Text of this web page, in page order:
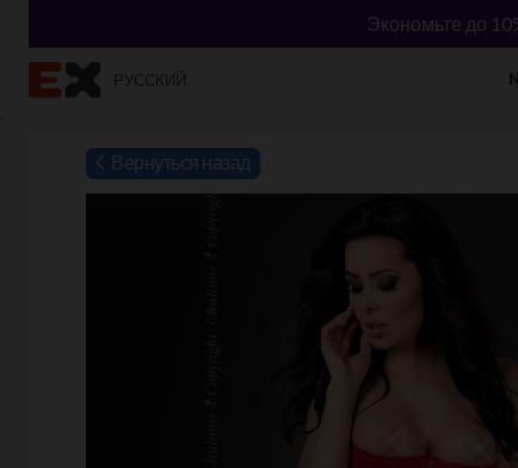
`
Экономьте до
РУССКИЙ
Вернуться назад